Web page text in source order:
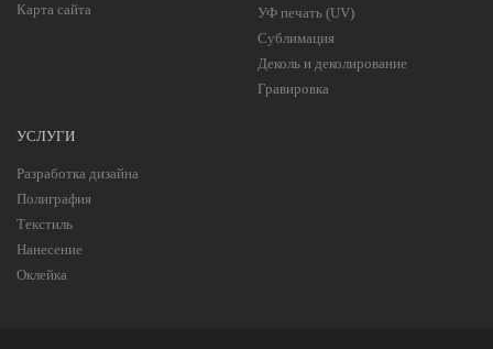
Карта сайта
УФ печать (UV)
Сублимация
Деколь и деколирование
Гравировка
УСЛУГИ
Разработка дизайна
Полиграфия
Текстиль
Нанесение
Оклейка